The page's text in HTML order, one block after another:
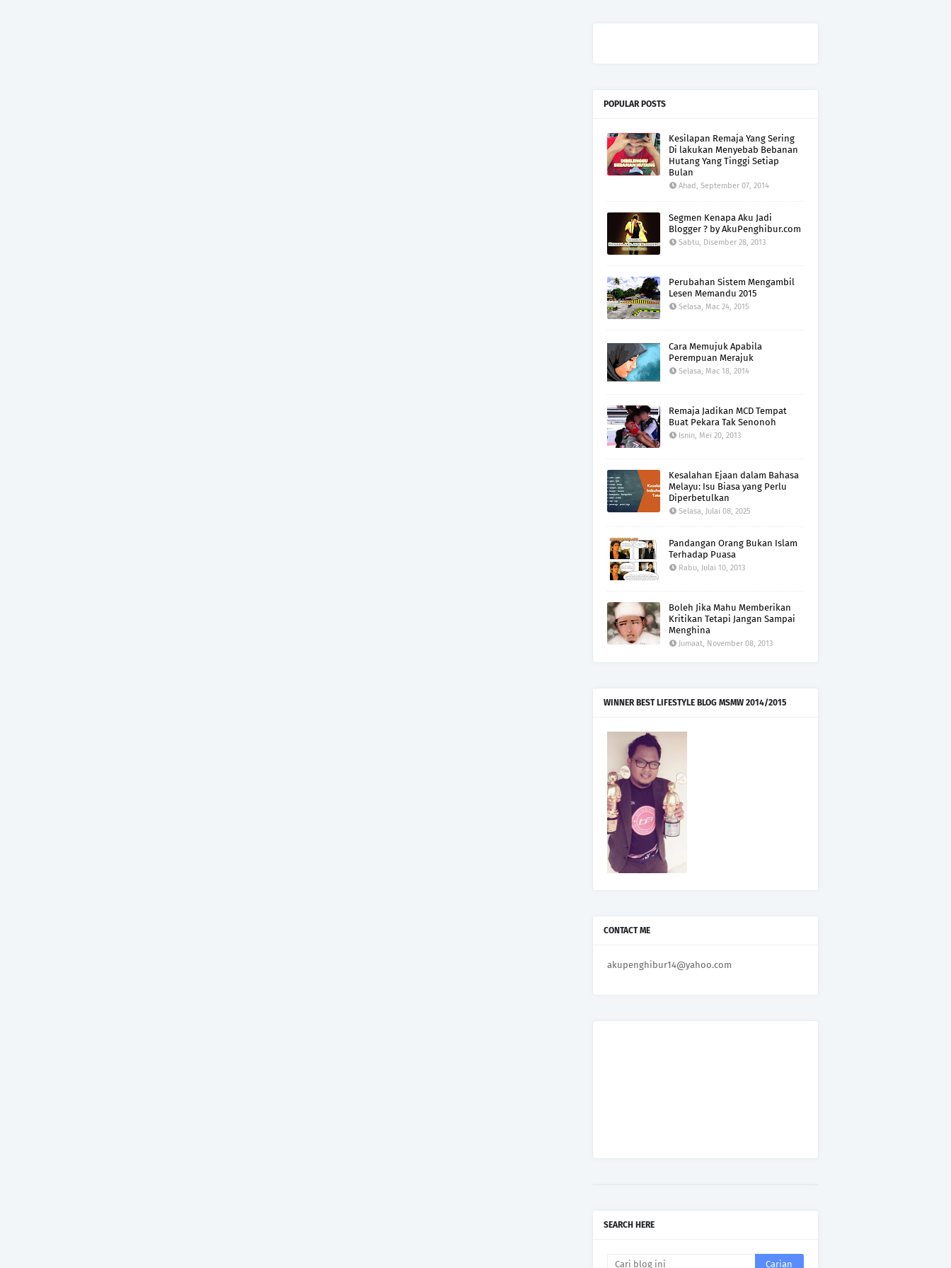
POPULAR POSTS
Kesilapan Remaja Yang Sering
Di lakukan Menyebab Bebanan
Hutang Yang Tinggi Setiap
Bulan
Ahad, September 07, 2014
Segmen Kenapa Aku Jadi
Blogger ? by AkuPenghibur.com
Sabtu, Disember 28, 2013
Perubahan Sistem Mengambil
Lesen Memandu 2015
Selasa, Mac 24, 2015
Cara Memujuk Apabila
Perempuan Merajuk
Selasa, Mac 18, 2014
Remaja Jadikan MCD Tempat
Buat Pekara Tak Senonoh
Isnin, Mei 20, 2013
Kesalahan Ejaan dalam Bahasa
Melayu: Isu Biasa yang Perlu
Diperbetulkan
Selasa, Julai 08, 2025
Pandangan Orang Bukan Islam
Terhadap Puasa
Rabu, Julai 10, 2013
Boleh Jika Mahu Memberikan
Kritikan Tetapi Jangan Sampai
Menghina
Jumaat, November 08, 2013
WINNER BEST LIFESTYLE BLOG MSMW 2014/2015
CONTACT ME
akupenghibur14@yahoo.com
SEARCH HERE